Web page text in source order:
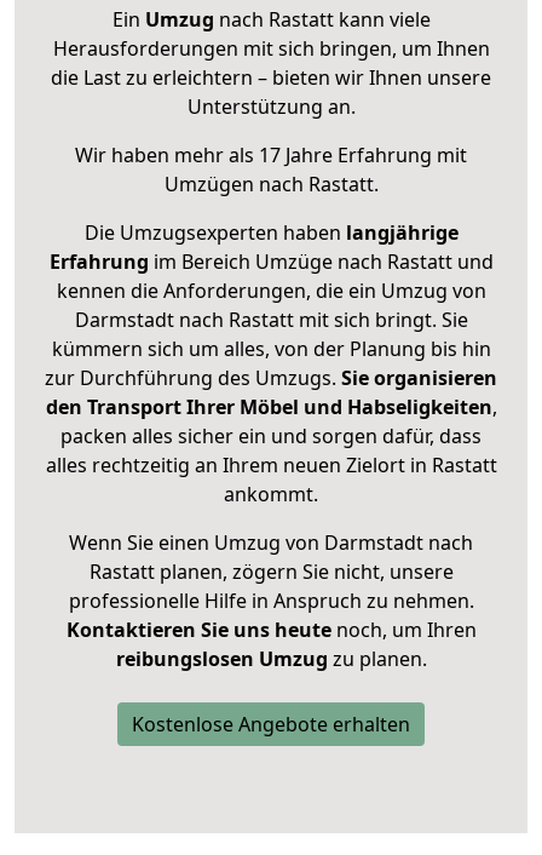
Ein Umzug nach Rastatt kann viele
Herausforderungen mit sich bringen, um Ihnen
die Last zu erleichtern – bieten wir Ihnen unsere
Unterstützung an.
Wir haben mehr als 17 Jahre Erfahrung mit
Umzügen nach Rastatt.
Die Umzugsexperten haben langjährige
Erfahrung im Bereich Umzüge nach Rastatt und
kennen die Anforderungen, die ein Umzug von
Darmstadt nach Rastatt mit sich bringt. Sie
kümmern sich um alles, von der Planung bis hin
zur Durchführung des Umzugs. Sie organisieren
den Transport Ihrer Möbel und Habseligkeiten,
packen alles sicher ein und sorgen dafür, dass
alles rechtzeitig an Ihrem neuen Zielort in Rastatt
ankommt.
Wenn Sie einen Umzug von Darmstadt nach
Rastatt planen, zögern Sie nicht, unsere
professionelle Hilfe in Anspruch zu nehmen.
Kontaktieren Sie uns heutenoch, um Ihren
reibungslosen Umzug zu planen.
Kostenlose Angebote erhalten